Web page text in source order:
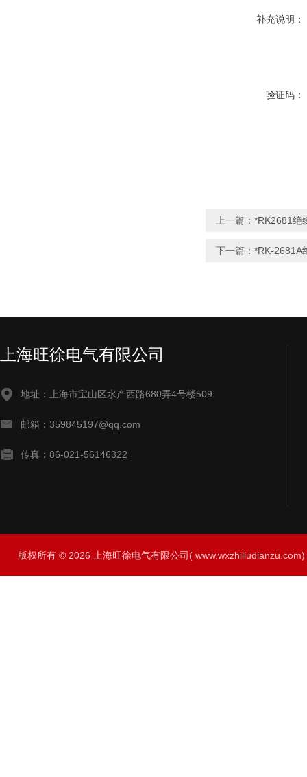
补充说明：
验证码：
上一篇： *RK2681绝
下一篇： *RK-2681A
上海旺徐电气有限公司
地址：上海市宝山区水产西路680弄4号楼509
邮箱：359845197@qq.com
传真：86-021-56146322
版权所有 © 2026 上海旺徐电气有限公司(